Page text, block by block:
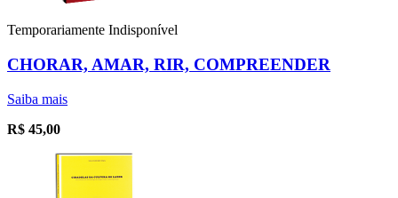
Temporariamente Indisponível
CHORAR, AMAR, RIR, COMPREENDER
Saiba mais
R$ 45,00